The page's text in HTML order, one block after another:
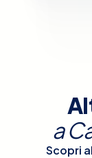
a
Scopri